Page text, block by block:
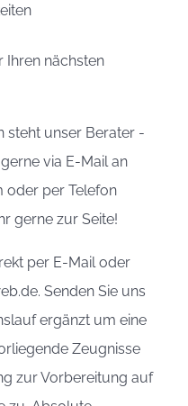
Ihren nächsten
steht unser Berater -
via E-Mail an
oder per Telefon
gerne zur Seite!
per E-Mail oder
Senden Sie uns
ergänzt um eine
Zeugnisse
zur Vorbereitung auf